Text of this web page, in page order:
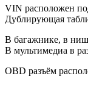
VIN расположен
Дублирующая
В багажнике, в
В мультимедиа в
OBD разъём